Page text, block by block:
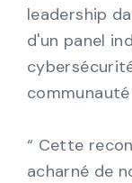
leadership
d'un panel
“ Cette
acharné de